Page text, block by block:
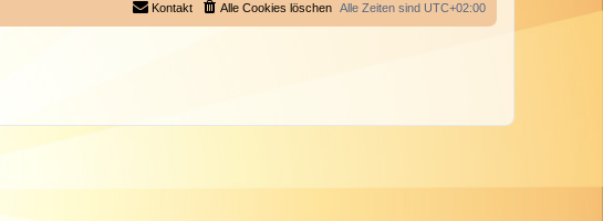
Alle Zeiten sind UTC+02:00
Alle Cookies löschen
Kontakt